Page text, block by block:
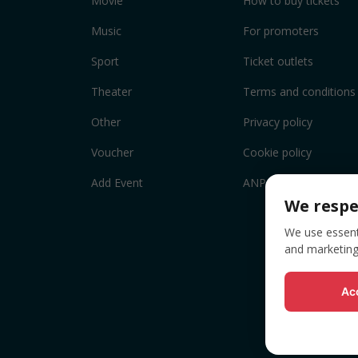
Music
Sport
Theater
Other
Voucher
Add Event
For promoters
Ticket outlets
Terms and conditions
Privacy policy
Cookie policy
ANPC
We
We use
and